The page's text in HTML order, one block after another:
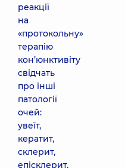
реакції
на
«протокольну»
терапію
кон’юнктивіту
свідчать
про інші
патології
очей:
увеїт,
кератит,
склерит,
епісклерит,